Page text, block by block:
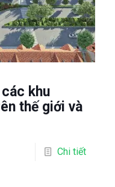
khu
thế giới và
Chi tiết